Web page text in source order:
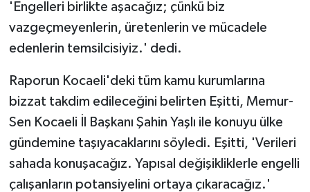
'Engelleri birlikte aşacağız; çünkü biz
vazgeçmeyenlerin, üretenlerin ve mücadele
edenlerin temsilcisiyiz.' dedi.
Raporun Kocaeli'deki tüm kamu kurumlarına
bizzat takdim edileceğini belirten Eşitti, Memur-
Sen Kocaeli İl Başkanı Şahin Yaşlı ile konuyu ülke
gündemine taşıyacaklarını söyledi. Eşitti, 'Verileri
sahada konuşacağız. Yapısal değişikliklerle engelli
çalışanların potansiyelini ortaya çıkaracağız.'